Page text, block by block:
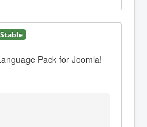
Stable
Pack for Joomla!